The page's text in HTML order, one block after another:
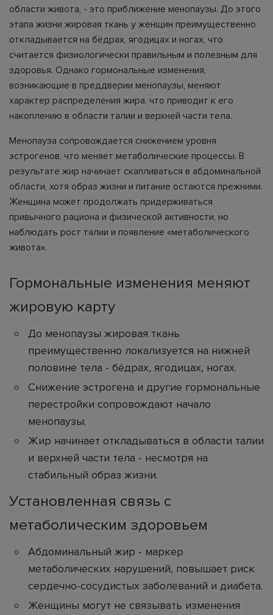
области живота, - это приближение менопаузы. До этого
этапа жизни жировая ткань у женщин преимущественно
откладывается на бёдрах, ягодицах и ногах, что
считается физиологически правильным и полезным для
здоровья. Однако гормональные изменения,
возникающие в преддверии менопаузы, меняют
характер распределения жира, что приводит к его
накоплению в области талии и верхней части тела.
Менопауза сопровождается снижением уровня
эстрогенов, что меняет метаболические процессы. В
результате жир начинает скапливаться в абдоминальной
области, хотя образ жизни и питание остаются прежними.
Женщина может продолжать придерживаться
привычного рациона и физической активности, но
наблюдать рост талии и появление «метаболического
живота».
Гормональные изменения меняют
жировую карту
До менопаузы жировая ткань
преимущественно локализуется на нижней
половине тела - бёдрах, ягодицах, ногах.
Снижение эстрогена и другие гормональные
перестройки сопровождают начало
менопаузы.
Жир начинает откладываться в области талии
и верхней части тела - несмотря на
стабильный образ жизни.
Установленная связь с
метаболическим здоровьем
Абдоминальный жир - маркер
метаболических нарушений, повышает риск
сердечно-сосудистых заболеваний и диабета.
Женщины могут не связывать изменения